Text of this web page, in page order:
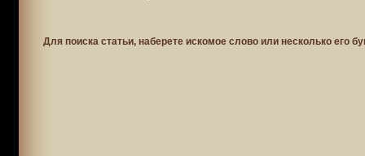
Для поиска статьи, наберете искомое слово или несколько его